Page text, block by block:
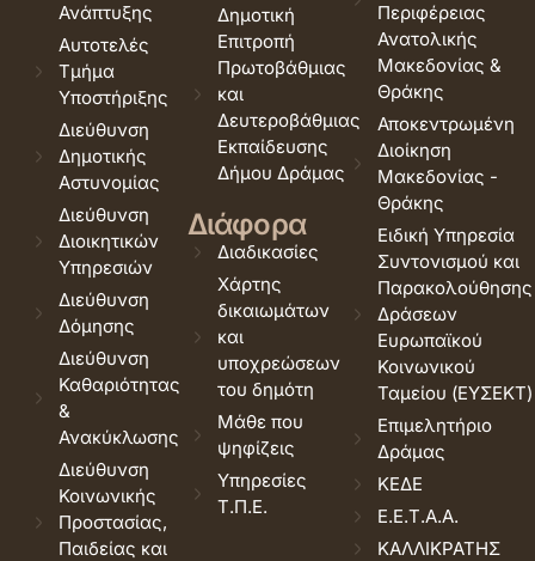
Ανάπτυξης
Αυτοτελές
Τμήμα
Υποστήριξης
Διεύθυνση
Δημοτικής
Αστυνομίας
Διεύθυνση
Διοικητικών
Υπηρεσιών
Διεύθυνση
Δόμησης
Διεύθυνση
Καθαριότητας
&
Ανακύκλωσης
Διεύθυνση
Κοινωνικής
Προστασίας,
Παιδείας και
Δημοτική
Επιτροπή
Πρωτοβάθμιας
και
Δευτεροβάθμιας
Εκπαίδευσης
Δήμου Δράμας
Διάφορα
Διαδικασίες
Χάρτης
δικαιωμάτων
και
υποχρεώσεων
του δημότη
Μάθε που
ψηφίζεις
Υπηρεσίες
Τ.Π.Ε.
Περιφέρειας
Ανατολικής
Μακεδονίας &
Θράκης
Αποκεντρωμένη
Διοίκηση
Μακεδονίας -
Θράκης
Ειδική Υπηρεσία
Συντονισμού και
Παρακολούθησης
Δράσεων
Ευρωπαϊκού
Κοινωνικού
Ταμείου (ΕΥΣΕΚΤ)
Επιμελητήριο
Δράμας
ΚΕΔΕ
Ε.Ε.Τ.Α.Α.
ΚΑΛΛΙΚΡΑΤΗΣ